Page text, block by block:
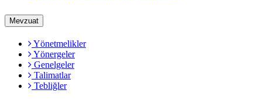
Mevzuat
Yönetmelikler
Yönergeler
Genelgeler
Talimatlar
Tebliğler